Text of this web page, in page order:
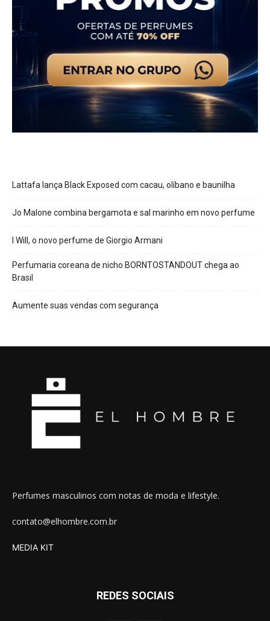
Lattafa lança Black Exposed com cacau, olíbano e baunilha
Jo Malone combina bergamota e sal marinho em novo perfume
I Will, o novo perfume de Giorgio Armani
Perfumaria coreana de nicho BORNTOSTANDOUT chega ao
Brasil
Aumente suas vendas com segurança
Perfumes masculinos com notas de moda e lifestyle.
contato@elhombre.com.br
MEDIA KIT
REDES SOCIAIS